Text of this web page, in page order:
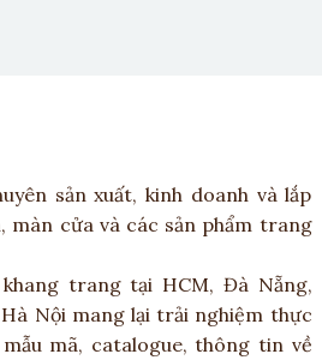
sản xuất, kinh doanh và lắp
màn cửa và các sản phẩm trang
trang tại HCM, Đà Nẵng,
Hà Nội mang lại trải nghiệm thực
mã, catalogue, thông tin về